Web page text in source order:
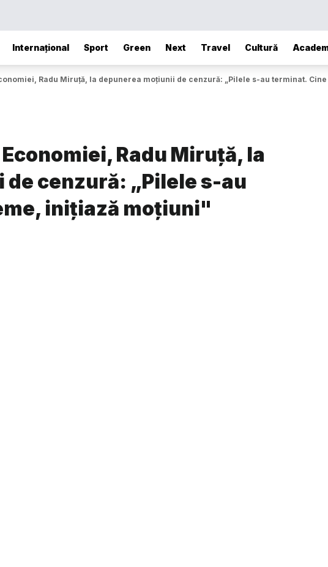
Internațional Sport Green Next Travel Cultură
Radu Miruță, la depunerea moțiunii de cenzură: „Pilele s-au terminat.
Radu Miruță, la
cenzură: „Pilele s-au
inițiază moțiuni"